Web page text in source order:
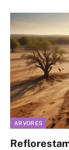
ARVORES